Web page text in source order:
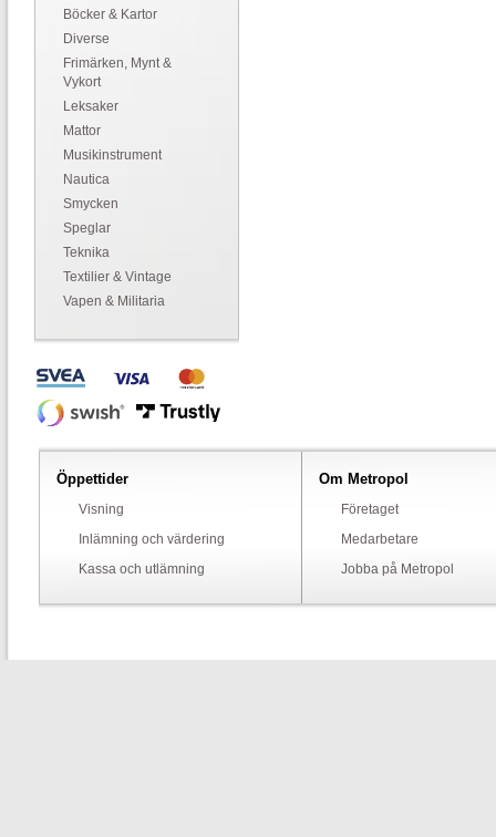
Böcker & Kartor
Diverse
Frimärken, Mynt &
Vykort
Leksaker
Mattor
Musikinstrument
Nautica
Smycken
Speglar
Teknika
Textilier & Vintage
Vapen & Militaria
Öppettider
Visning
Inlämning och värdering
Kassa och utlämning
Om Metropol
Företaget
Medarbetare
Jobba på Metropol